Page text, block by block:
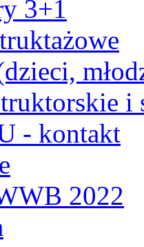
3+1
i
- kontakt
2022